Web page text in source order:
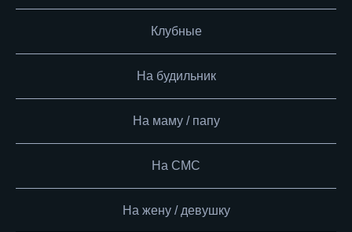
Клубные
На будильник
На маму / папу
На СМС
На жену / девушку